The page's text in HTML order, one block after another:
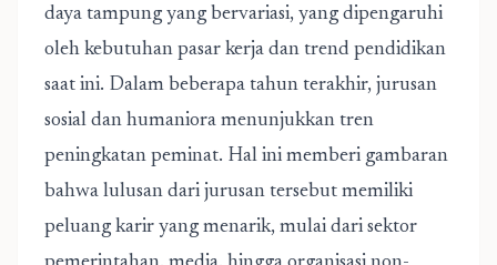
daya tampung yang bervariasi, yang dipengaruhi
oleh kebutuhan pasar kerja dan trend pendidikan
saat ini. Dalam beberapa tahun terakhir, jurusan
sosial dan humaniora menunjukkan tren
peningkatan peminat. Hal ini memberi gambaran
bahwa lulusan dari jurusan tersebut memiliki
peluang karir yang menarik, mulai dari sektor